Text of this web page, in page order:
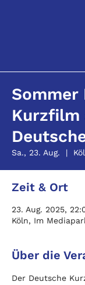
Sommer
Kurzfilm
Sa., 23. Aug.
  |
Zeit & Ort
23. Aug. 2025,
Köln, Im
Über die
Der Deutsche